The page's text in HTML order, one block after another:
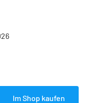
Im Shop kaufen